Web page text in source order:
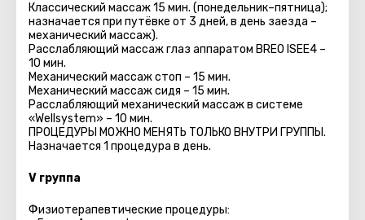
Классический массаж 15 мин. (понедельник–пятница);
назначается при путёвке от 3 дней, в день заезда –
механический массаж).
Расслабляющий массаж глаз аппаратом BREO ISEE4 –
10 мин.
Механический массаж стоп – 15 мин.
Механический массаж сидя – 15 мин.
Расслабляющий механический массаж в системе
«Wellsystem» – 10 мин.
ПРОЦЕДУРЫ МОЖНО МЕНЯТЬ ТОЛЬКО ВНУТРИ ГРУППЫ.
Назначается 1 процедура в день.
V группа
Физиотерапевтические процедуры: